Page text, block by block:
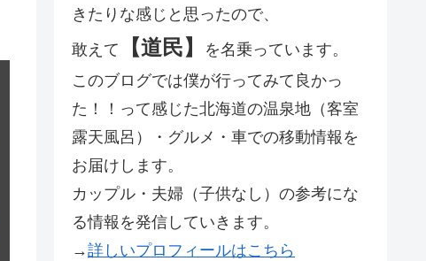
きたりな感じと思ったので、
敢えて
【道民】
を名乗っています。
このブログでは僕が行ってみて良かっ
た！！って感じた北海道の温泉地（客室
露天風呂）・グルメ・車での移動情報を
お届けします。
カップル・夫婦（子供なし）の参考にな
る情報を発信していきます。
→詳しいプロフィールはこちら